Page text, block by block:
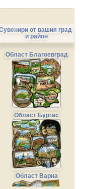
от вашия град
и район
Област Благоевград
Област Бургас
Област Варна